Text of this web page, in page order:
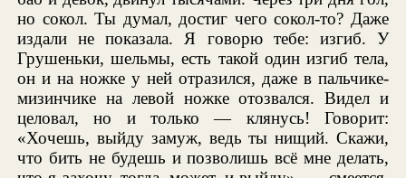
но сокол. Ты думал, достиг чего сокол-то? Даже
издали не показала. Я говорю тебе: изгиб. У
Грушеньки, шельмы, есть такой один изгиб тела,
он и на ножке у ней отразился, даже в пальчике-
мизинчике на левой ножке отозвался. Видел и
целовал, но и только — клянусь! Говорит:
«Хочешь, выйду замуж, ведь ты нищий. Скажи,
что бить не будешь и позволишь всё мне делать,